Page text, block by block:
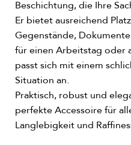
Beschichtung, die Ihre
Er bietet ausreichend
Gegenstände,
für einen Arbeitstag oder
passt sich mit einem
Situation an.
Praktisch, robust und
perfekte Accessoire für
Langlebigkeit und